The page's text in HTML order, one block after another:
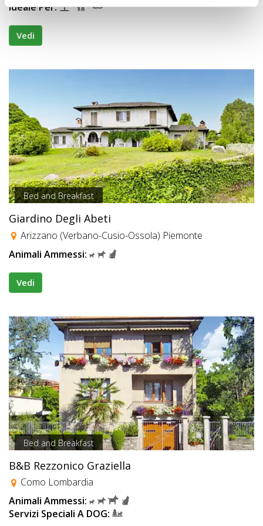
Ideale Per:
Vedi
Bed and Breakfast
Giardino Degli Abeti
Arizzano (Verbano-Cusio-Ossola) Piemonte
Animali Ammessi:
Vedi
Bed and Breakfast
B&B Rezzonico Graziella
Como Lombardia
Animali Ammessi:
Servizi Speciali A DOG: